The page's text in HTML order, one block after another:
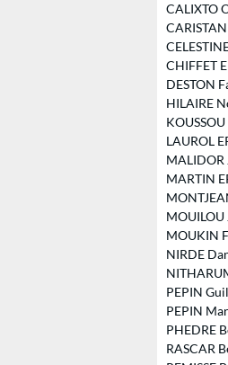
CALIXTO
CHIFFET
DESTON
HILAIRE
LAUROL
MALIDOR
MARTIN
MOUILOU
MOUKIN
NIRDE
PEPIN
PEPIN
PHEDRE
RASCAR